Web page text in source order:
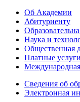
Об Академии
Абитуриенту
Наука и
Общественная
Платные услуги
Международная
Сведения об
Электронная